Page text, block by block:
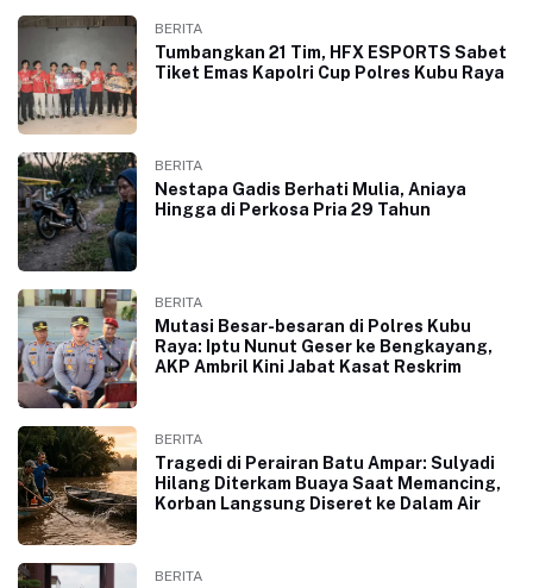
BERITA
Tumbangkan 21 Tim, HFX ESPORTS Sabet
Tiket Emas Kapolri Cup Polres Kubu Raya
BERITA
Nestapa Gadis Berhati Mulia, Aniaya
Hingga di Perkosa Pria 29 Tahun
BERITA
Mutasi Besar-besaran di Polres Kubu
Raya: Iptu Nunut Geser ke Bengkayang,
AKP Ambril Kini Jabat Kasat Reskrim
BERITA
Tragedi di Perairan Batu Ampar: Sulyadi
Hilang Diterkam Buaya Saat Memancing,
Korban Langsung Diseret ke Dalam Air
BERITA